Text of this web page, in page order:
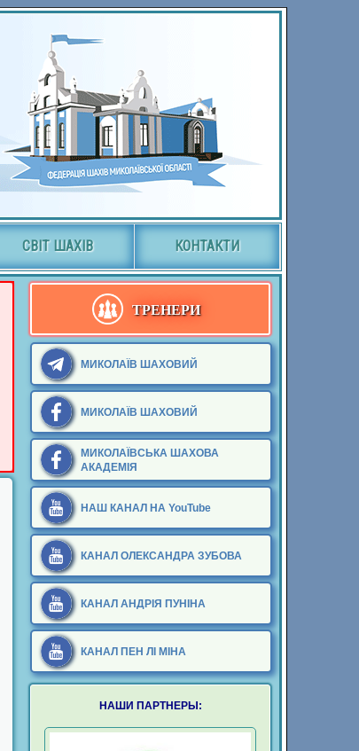
СВІТ ШАХІВ КОНТАКТИ
ТРЕНЕРИ
МИКОЛАЇВ ШАХОВИЙ
МИКОЛАЇВ ШАХОВИЙ
МИКОЛАЇВСЬКА ШАХОВА
АКАДЕМІЯ
НАШ КАНАЛ НА YouTube
КАНАЛ ОЛЕКСАНДРА ЗУБОВА
КАНАЛ АНДРIЯ ПУНІНА
КАНАЛ ПЕН ЛI МIНА
НАШИ ПАРТНЕРЫ: